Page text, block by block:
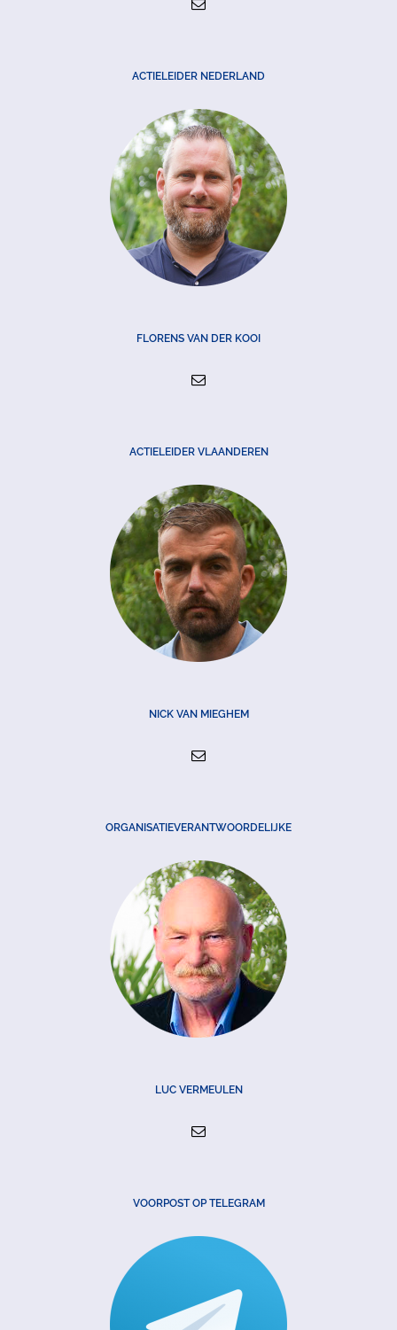
ACTIELEIDER NEDERLAND
FLORENS VAN DER KOOI
ACTIELEIDER VLAANDEREN
NICK VAN MIEGHEM
ORGANISATIEVERANTWOORDELIJKE
LUC VERMEULEN
VOORPOST OP TELEGRAM